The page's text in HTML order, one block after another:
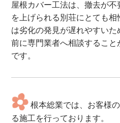
屋根カバー工法は、撤去が
を上げられる別荘にとても
は劣化の発見が遅れやすい
前に専門業者へ相談すること
です。
根本総業では、お客様
る施工を行っております。